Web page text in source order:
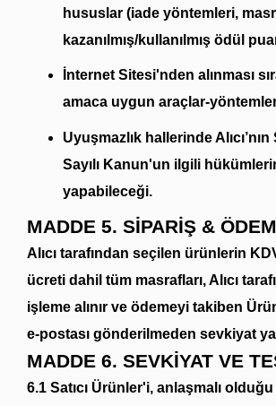
hususlar (iade yöntemleri,
kazanılmış/kullanılmış ödül
İnternet Sitesi'nden alınması
amaca uygun araçlar-
Uyuşmazlık hallerinde
Sayılı Kanun'un ilgili
yapabileceği.
MADDE 5. SİPARİŞ &
Alıcı tarafından seçilen ürünlerin
ücreti dahil tüm masrafları, Alıcı
işleme alınır ve ödemeyi takiben
e-postası gönderilmeden sevkiyat
MADDE 6. SEVKİYAT VE
6.1 Satıcı Ürünler'i, anlaşmalı